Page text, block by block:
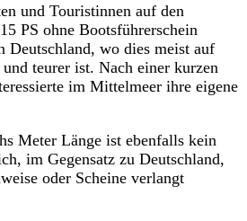
und Touristinnen auf den
PS ohne Bootsführerschein
Deutschland, wo dies meist auf
und teurer ist. Nach einer kurzen
im Mittelmeer ihre eigene
Meter Länge ist ebenfalls kein
im Gegensatz zu Deutschland,
oder Scheine verlangt